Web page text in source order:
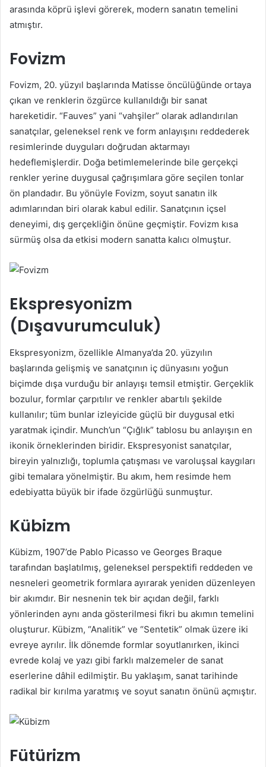
arasında köprü işlevi görerek, modern sanatın temelini
atmıştır.
Fovizm
Fovizm, 20. yüzyıl başlarında Matisse öncülüğünde ortaya
çıkan ve renklerin özgürce kullanıldığı bir sanat
hareketidir. “Fauves” yani “vahşiler” olarak adlandırılan
sanatçılar, geleneksel renk ve form anlayışını reddederek
resimlerinde duyguları doğrudan aktarmayı
hedeflemişlerdir. Doğa betimlemelerinde bile gerçekçi
renkler yerine duygusal çağrışımlara göre seçilen tonlar
ön plandadır. Bu yönüyle Fovizm, soyut sanatın ilk
adımlarından biri olarak kabul edilir. Sanatçının içsel
deneyimi, dış gerçekliğin önüne geçmiştir. Fovizm kısa
sürmüş olsa da etkisi modern sanatta kalıcı olmuştur.
Ekspresyonizm
(Dışavurumculuk)
Ekspresyonizm, özellikle Almanya’da 20. yüzyılın
başlarında gelişmiş ve sanatçının iç dünyasını yoğun
biçimde dışa vurduğu bir anlayışı temsil etmiştir. Gerçeklik
bozulur, formlar çarpıtılır ve renkler abartılı şekilde
kullanılır; tüm bunlar izleyicide güçlü bir duygusal etki
yaratmak içindir. Munch’un “Çığlık” tablosu bu anlayışın en
ikonik örneklerinden biridir. Ekspresyonist sanatçılar,
bireyin yalnızlığı, toplumla çatışması ve varoluşsal kaygıları
gibi temalara yönelmiştir. Bu akım, hem resimde hem
edebiyatta büyük bir ifade özgürlüğü sunmuştur.
Kübizm
Kübizm, 1907’de Pablo Picasso ve Georges Braque
tarafından başlatılmış, geleneksel perspektifi reddeden ve
nesneleri geometrik formlara ayırarak yeniden düzenleyen
bir akımdır. Bir nesnenin tek bir açıdan değil, farklı
yönlerinden aynı anda gösterilmesi fikri bu akımın temelini
oluşturur. Kübizm, “Analitik” ve “Sentetik” olmak üzere iki
evreye ayrılır. İlk dönemde formlar soyutlanırken, ikinci
evrede kolaj ve yazı gibi farklı malzemeler de sanat
eserlerine dâhil edilmiştir. Bu yaklaşım, sanat tarihinde
radikal bir kırılma yaratmış ve soyut sanatın önünü açmıştır.
Fütürizm